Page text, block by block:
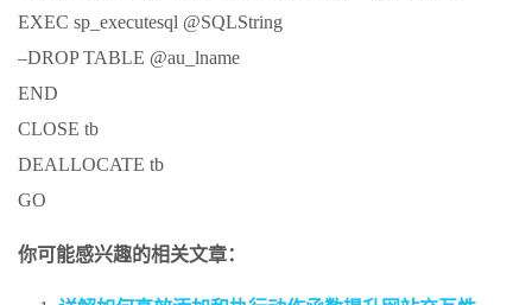
EXEC sp_executesql @SQLString
–DROP TABLE @au_lname
END
CLOSE tb
DEALLOCATE tb
GO
你可能感兴趣的相关文章：